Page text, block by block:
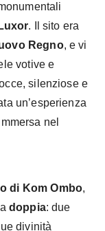
Luxor. Il sito era
Regno, e vi
votive e
silenziose e
un’esperienza
nel
di Kom Ombo,
doppia: due
divinità